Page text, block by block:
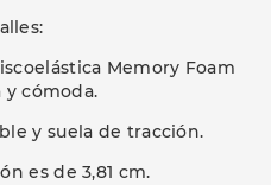
Memory Foam
y cómoda.
y suela de tracción.
es de 3,81 cm.